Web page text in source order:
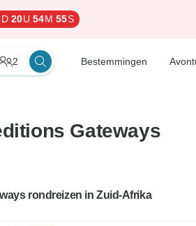
D 20U 54M 54S
2 Bestemmingen
Gateways
rondreizen in Zuid-Afrika